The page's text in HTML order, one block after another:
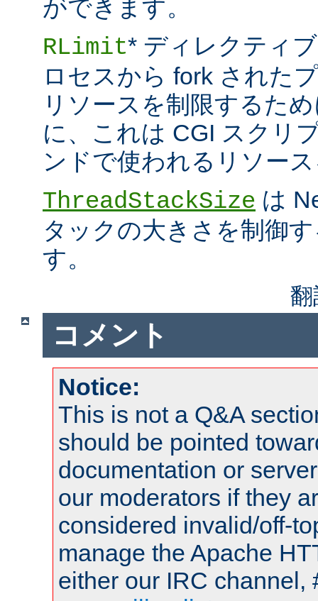
ができます。
RLimit* ディレクティ
ロセスから fork された
リソースを制限するた
に、これは CGI スクリ
ンドで使われるリソー
ThreadStackSize は
タックの大きさを制御
す。
コメント
Notice:
This is not a Q&A
should be pointed
documentation or
our moderators if they
considered invalid/off-
manage the Apache
either our IRC channel,